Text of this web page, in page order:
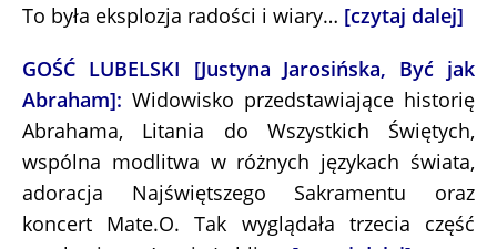
To była eksplozja radości i wiary… [czytaj dalej]
GOŚĆ LUBELSKI [Justyna Jarosińska, Być jak
Abraham]: Widowisko przedstawiające historię
Abrahama, Litania do Wszystkich Świętych,
wspólna modlitwa w różnych językach świata,
adoracja Najświętszego Sakramentu oraz
koncert Mate.O. Tak wyglądała trzecia część